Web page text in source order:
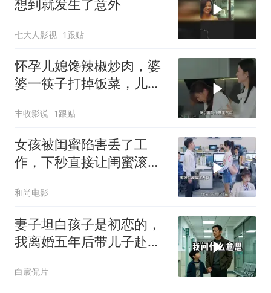
想到就发生了意外
七大人影视 1跟贴
怀孕儿媳馋辣椒炒肉，婆
婆一筷子打掉饭菜，儿媳
丰收影说 1跟贴
女孩被闺蜜陷害丢了工
作，下秒直接让闺蜜滚出
和尚电影
妻子坦白孩子是初恋的，
我离婚五年后带儿子赴
白宸侃片